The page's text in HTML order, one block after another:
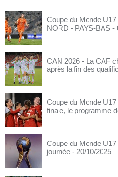
Coupe du Monde
NORD - PAYS-BAS -
CAN 2026 - La CAF
après la fin des
Coupe du Monde
finale, le programme
Coupe du Monde
journée - 20/10/2025